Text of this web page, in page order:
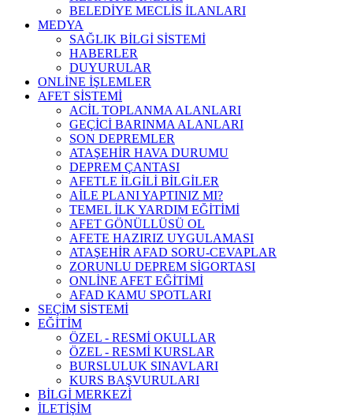
BELEDİYE MECLİS İLANLARI
MEDYA
SAĞLIK BİLGİ SİSTEMİ
HABERLER
DUYURULAR
ONLİNE İŞLEMLER
AFET SİSTEMİ
ACİL TOPLANMA ALANLARI
GEÇİCİ BARINMA ALANLARI
SON DEPREMLER
ATAŞEHİR HAVA DURUMU
DEPREM ÇANTASI
AFETLE İLGİLİ BİLGİLER
AİLE PLANI YAPTINIZ MI?
TEMEL İLK YARDIM EĞİTİMİ
AFET GÖNÜLLÜSÜ OL
AFETE HAZIRIZ UYGULAMASI
ATAŞEHİR AFAD SORU-CEVAPLAR
ZORUNLU DEPREM SİGORTASI
ONLİNE AFET EĞİTİMİ
AFAD KAMU SPOTLARI
SEÇİM SİSTEMİ
EĞİTİM
ÖZEL - RESMİ OKULLAR
ÖZEL - RESMİ KURSLAR
BURSLULUK SINAVLARI
KURS BAŞVURULARI
BİLGİ MERKEZİ
İLETİŞİM